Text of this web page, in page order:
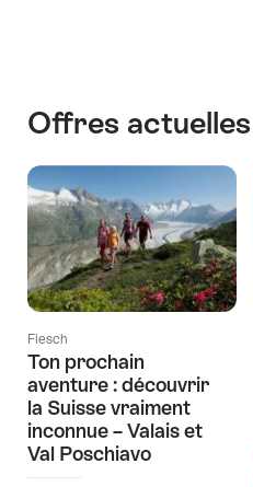
Offres actuelles
Fiesch
Ton prochain
aventure : découvrir
la Suisse vraiment
inconnue – Valais et
Val Poschiavo